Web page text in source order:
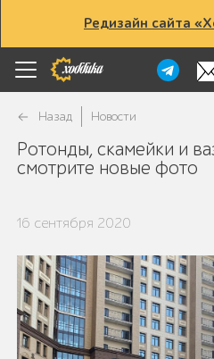
Редизайн сайта
Назад Новости
Ротонды, скамейки и вазоны -
смотрите новые фото
16 сентября 2020